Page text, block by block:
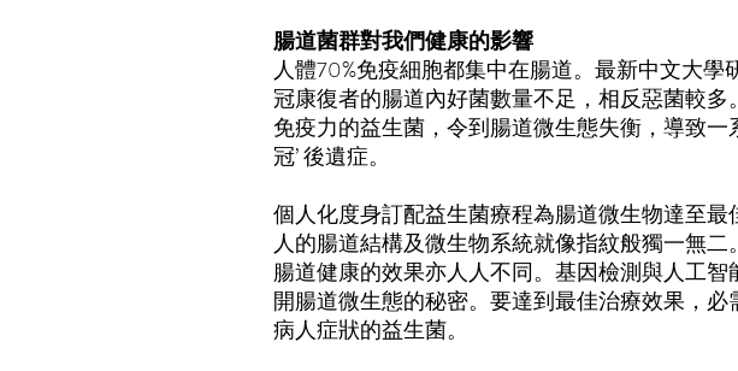
腸道菌群對我們健康的影響
人體70%免疫細胞都集中在腸道。最新中文大學
冠康復者的腸道內好菌數量不足，相反惡菌較多
免疫力的益生菌，令到腸道微生態失衡，導致
冠’後遺症。
個人化度身訂配益生菌療程為腸道微生物達至最
人的腸道結構及微生物系統就像指紋般獨一無二
腸道健康的效果亦人人不同。基因檢測與人工智
開腸道微生態的秘密。要達到最佳治療效果，必
病人症狀的益生菌。